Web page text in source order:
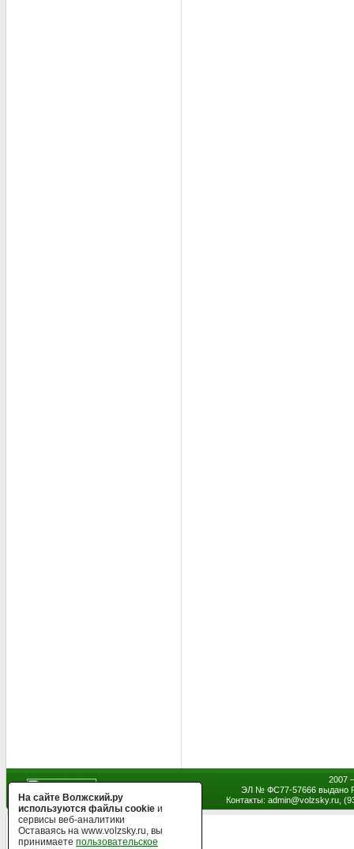
2007
ЭЛ № ФС77-57666 выдано
Контакты: admin@volzsky.ru,
На сайте Волжский.ру
используются файлы cookie и
сервисы веб-аналитики
Оставаясь на www.volzsky.ru, вы
принимаете пользовательское